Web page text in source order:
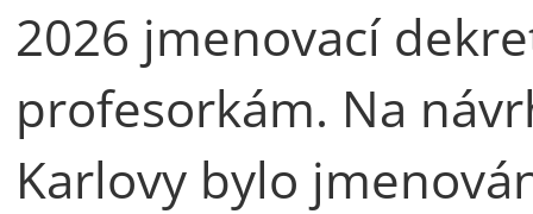
2026 jmenovací
profesorkám. Na
Karlovy bylo